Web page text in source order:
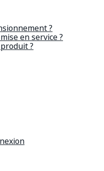
?
en service ?
?